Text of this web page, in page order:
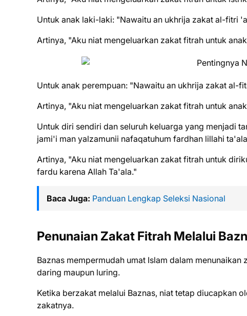
Untuk anak laki-laki: "Nawaitu an ukhrija zakat al-fitri
Artinya, "Aku niat mengeluarkan zakat fitrah untuk
Untuk anak perempuan: "Nawaitu an ukhrija zakat al-
Artinya, "Aku niat mengeluarkan zakat fitrah untuk
Untuk diri sendiri dan seluruh keluarga yang menjadi
jami'i man yalzamunii nafaqatuhum fardhan lillahi
Artinya, "Aku niat mengeluarkan zakat fitrah untuk
fardu karena Allah Ta'ala."
Baca Juga: Panduan Lengkap Seleksi Nasional
Penunaian Zakat Fitrah Melalui
Baznas mempermudah umat Islam dalam
daring maupun luring.
Ketika berzakat melalui Baznas, niat tetap diucapkan
zakatnya.